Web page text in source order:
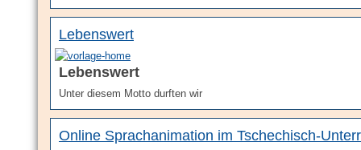
Lebenswert
Lebenswert
Unter diesem Motto durften wir
Online Sprachanimation im Tschechisch-